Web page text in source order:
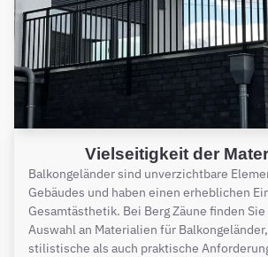
Vielseitigkeit der
Balkongeländer sind unverzichtbare
Gebäudes und haben einen erheblichen
Gesamtästhetik. Bei Berg Zäune finden
Auswahl an Materialien für
stilistische als auch praktische